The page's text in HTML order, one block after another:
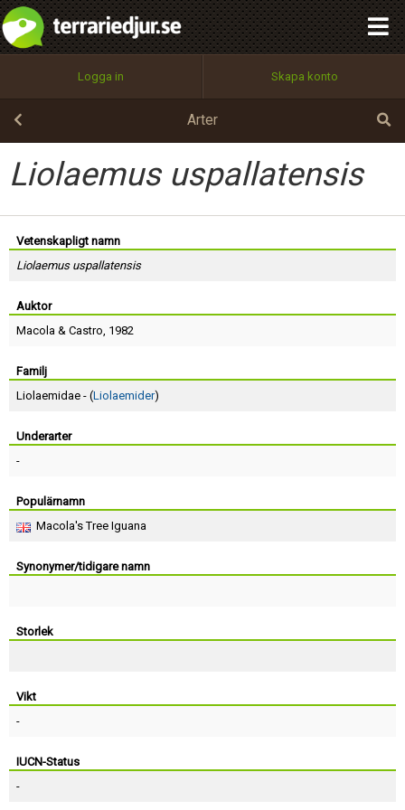
Logga in Skapa konto
Arter
Liolaemus uspallatensis
Vetenskapligt namn
Liolaemus uspallatensis
Auktor
Macola & Castro, 1982
Familj
Liolaemidae - (Liolaemider)
Underarter
-
Populärnamn
Macola's Tree Iguana
Synonymer/tidigare namn
Storlek
Vikt
-
IUCN-Status
-
Utför
100%
OK
integritetspolicy
Namn:
Epost:
Lösenord:
Terms of Service
Begär nytt lösenord
Tillbaka till förstasidan